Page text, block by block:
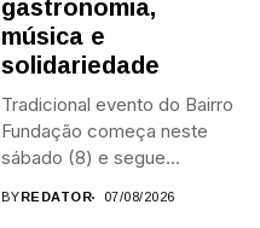
gastronomia,
música e
solidariedade
Tradicional evento do Bairro
Fundação começa neste
sábado (8) e segue
BYREDATOR 07/08/2026